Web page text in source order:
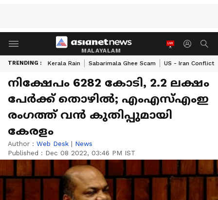
MALAYALAM
TRENDING : Kerala Rain Sabarimala Ghee Scam US - Iran Conflict
നിക്ഷേപം 6282 കോടി, 2.2 ലക്ഷം
പേർക്ക് തൊഴിൽ; എംഎസ്എംഇ
രംഗത്ത് വൻ കുതിപ്പുമായി
കേരളം
Author : Web Desk | News
Published : Dec 08 2022, 03:46 PM IST